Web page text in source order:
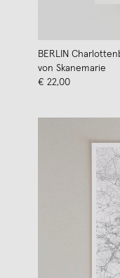
BERLIN
von Skanemarie
€ 22,00